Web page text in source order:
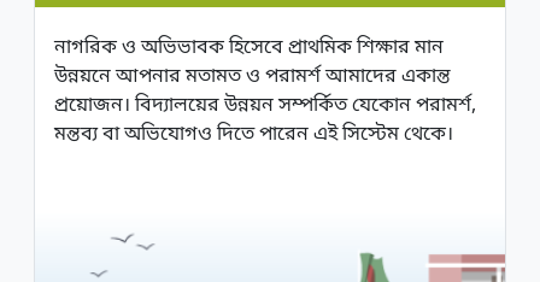
নাগরিক ও অভিভাবক হিসেবে প্রাথমিক শিক্ষার মান
উন্নয়নে আপনার মতামত ও পরামর্শ আমাদের একান্ত
প্রয়োজন। বিদ্যালয়ের উন্নয়ন সম্পর্কিত যেকোন পরামর্শ,
মন্তব্য বা অভিযোগও দিতে পারেন এই সিস্টেম থেকে।